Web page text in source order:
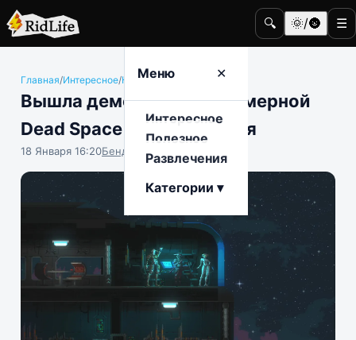
🔍 🌞/🌚 ☰
Меню ✕
Интересное
Полезное
Развлечения
Категории ▾
Главная/Интересное/Компьютерные игры
Вышла демоверсия двухмерной
Dead Space с киберниндзя
18 Января 16:20Бенджамин Воробьёв